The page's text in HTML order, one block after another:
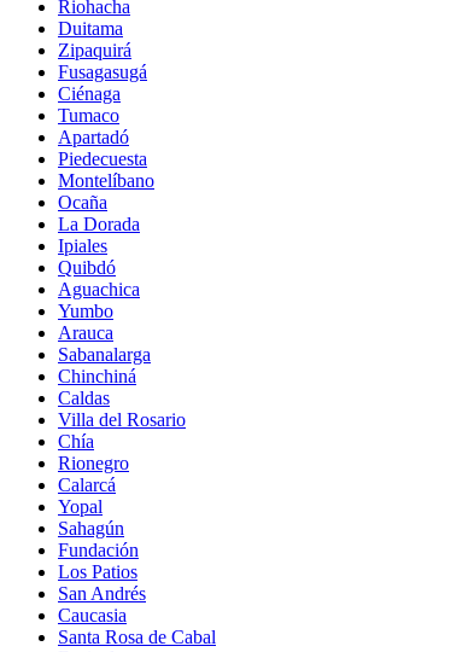
Riohacha
Duitama
Zipaquirá
Fusagasugá
Ciénaga
Tumaco
Apartadó
Piedecuesta
Montelíbano
Ocaña
La Dorada
Ipiales
Quibdó
Aguachica
Yumbo
Arauca
Sabanalarga
Chinchiná
Caldas
Villa del Rosario
Chía
Rionegro
Calarcá
Yopal
Sahagún
Fundación
Los Patios
San Andrés
Caucasia
Santa Rosa de Cabal